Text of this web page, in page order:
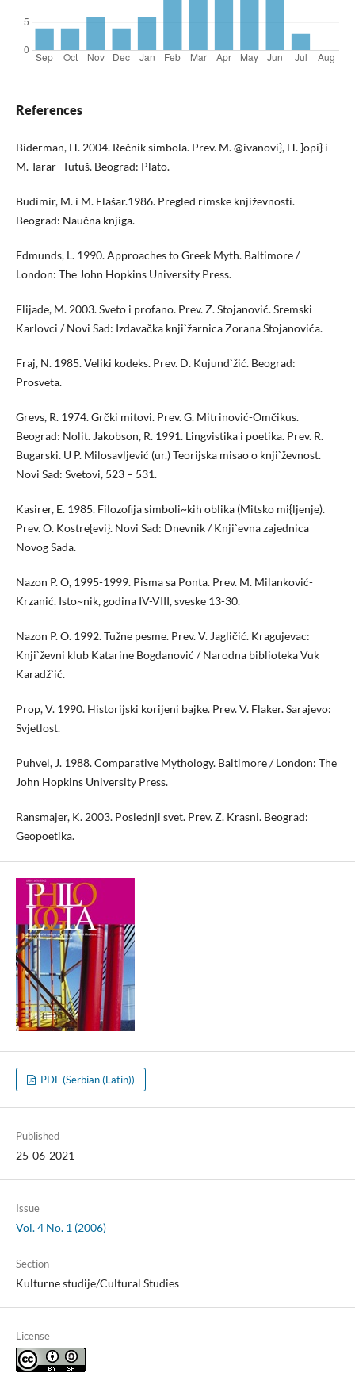
References
Biderman, H. 2004. Rečnik simbola. Prev. M. @ivanovi}, H. ]opi} i
M. Tarar- Tutuš. Beograd: Plato.
Budimir, M. i M. Flašar.1986. Pregled rimske književnosti.
Beograd: Naučna knjiga.
Edmunds, L. 1990. Approaches to Greek Myth. Baltimore /
London: The John Hopkins University Press.
Elijade, M. 2003. Sveto i profano. Prev. Z. Stojanović. Sremski
Karlovci / Novi Sad: Izdavačka knji`žarnica Zorana Stojanovića.
Fraj, N. 1985. Veliki kodeks. Prev. D. Kujund`žić. Beograd:
Prosveta.
Grevs, R. 1974. Grčki mitovi. Prev. G. Mitrinović-Omčikus.
Beograd: Nolit. Jakobson, R. 1991. Lingvistika i poetika. Prev. R.
Bugarski. U P. Milosavljević (ur.) Teorijska misao o knji`ževnost.
Novi Sad: Svetovi, 523 – 531.
Kasirer, E. 1985. Filozoﬁja simboli~kih oblika (Mitsko mi{ljenje).
Prev. O. Kostre{evi}. Novi Sad: Dnevnik / Knji`evna zajednica
Novog Sada.
Nazon P. O, 1995-1999. Pisma sa Ponta. Prev. M. Milanković-
Krzanić. Isto~nik, godina IV-VIII, sveske 13-30.
Nazon P. O. 1992. Tužne pesme. Prev. V. Jagličić. Kragujevac:
Knji`ževni klub Katarine Bogdanović / Narodna biblioteka Vuk
Karadž`ić.
Prop, V. 1990. Historijski korijeni bajke. Prev. V. Flaker. Sarajevo:
Svjetlost.
Puhvel, J. 1988. Comparative Mythology. Baltimore / London: The
John Hopkins University Press.
Ransmajer, K. 2003. Poslednji svet. Prev. Z. Krasni. Beograd:
Geopoetika.
PDF (Serbian (Latin))
Published
25-06-2021
Issue
Vol. 4 No. 1 (2006)
Section
Kulturne studije/Cultural Studies
License